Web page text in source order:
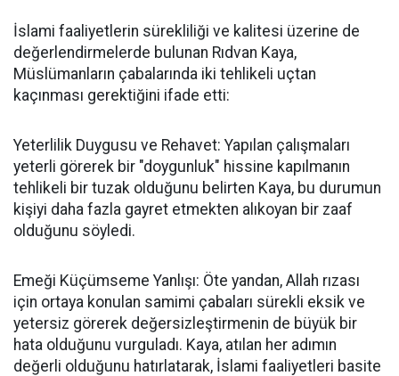
İslami faaliyetlerin sürekliliği ve kalitesi üzerine de
değerlendirmelerde bulunan Rıdvan Kaya,
Müslümanların çabalarında iki tehlikeli uçtan
kaçınması gerektiğini ifade etti:
Yeterlilik Duygusu ve Rehavet: Yapılan çalışmaları
yeterli görerek bir "doygunluk" hissine kapılmanın
tehlikeli bir tuzak olduğunu belirten Kaya, bu durumun
kişiyi daha fazla gayret etmekten alıkoyan bir zaaf
olduğunu söyledi.
Emeği Küçümseme Yanlışı: Öte yandan, Allah rızası
için ortaya konulan samimi çabaları sürekli eksik ve
yetersiz görerek değersizleştirmenin de büyük bir
hata olduğunu vurguladı. Kaya, atılan her adımın
değerli olduğunu hatırlatarak, İslami faaliyetleri basite